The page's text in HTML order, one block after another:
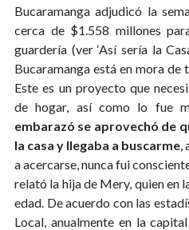
Bucaramanga adjudicó la
cerca de $1.558 millones
guardería (ver ‘Así sería la
Bucaramanga está en mora
Este es un proyecto que
de hogar, así como lo fue
embarazó se aprovechó de
la casa y llegaba a buscarme,
a acercarse, nunca fui
relató la hija de Mery, quien en
edad. De acuerdo con las
Local, anualmente en la